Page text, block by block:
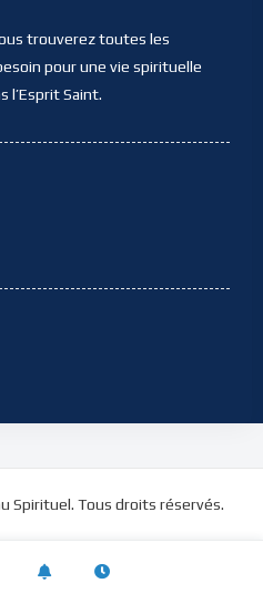
trouverez toutes les
pour une vie spirituelle
l’Esprit Saint.
Spirituel. Tous droits réservés.